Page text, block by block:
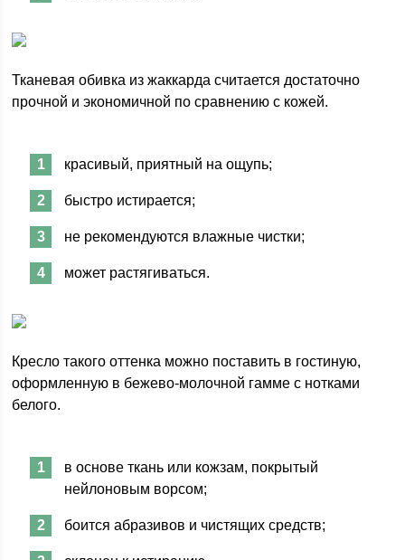
Тканевая обивка из жаккарда считается достаточно
прочной и экономичной по сравнению с кожей.
красивый, приятный на ощупь;
быстро истирается;
не рекомендуются влажные чистки;
может растягиваться.
Кресло такого оттенка можно поставить в гостиную,
оформленную в бежево-молочной гамме с нотками
белого.
в основе ткань или кожзам, покрытый
нейлоновым ворсом;
боится абразивов и чистящих средств;